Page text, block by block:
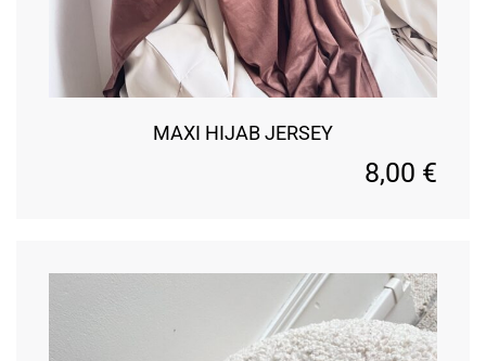
MAXI HIJAB JERSEY
8,00 €